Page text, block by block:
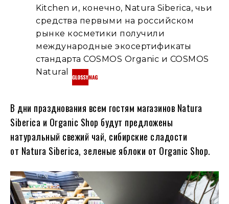
Kitchen и, конечно, Natura Siberica, чьи
средства первыми на российском
рынке косметики получили
международные экосертификаты
стандарта COSMOS Organic и COSMOS
Natural
В дни празднования всем гостям магазинов Natura
Siberica и Organic Shop будут предложены
натуральный свежий чай, сибирские сладости
от Natura Siberica, зеленые яблоки от Organic Shop.